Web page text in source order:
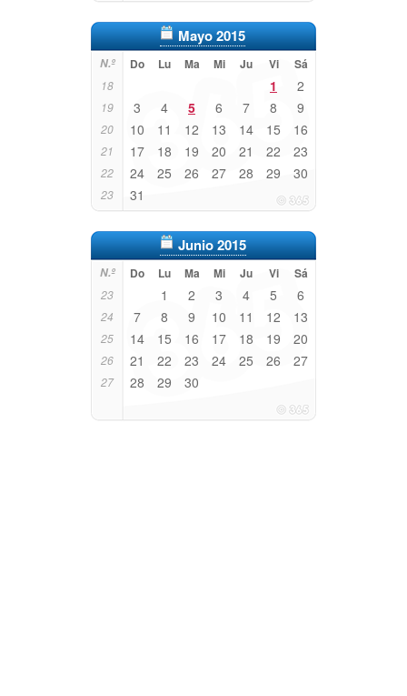
Mayo 2015
N.º Do Lu Ma Mi Ju Vi Sá
18 1 2
19 3 4 5 6 7 8 9
20 10 11 12 13 14 15 16
21 17 18 19 20 21 22 23
22 24 25 26 27 28 29 30
23 31
Junio 2015
N.º Do Lu Ma Mi Ju Vi Sá
23 1 2 3 4 5 6
24 7 8 9 10 11 12 13
25 14 15 16 17 18 19 20
26 21 22 23 24 25 26 27
27 28 29 30